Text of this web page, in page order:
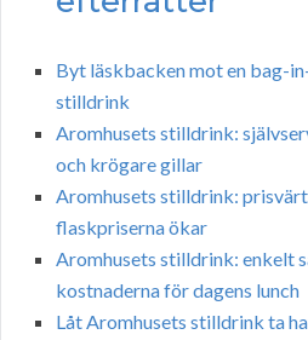
Byt läskbacken mot en bag-
stilldrink
Aromhusets stilldrink:
och krögare gillar
Aromhusets stilldrink:
flaskpriserna ökar
Aromhusets stilldrink: enkelt
kostnaderna för dagens lunch
Låt Aromhusets stilldrink ta